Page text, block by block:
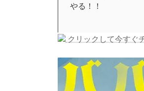
やる！！
クリックして今すぐ